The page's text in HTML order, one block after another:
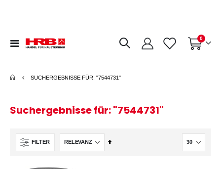
Navigation
Warenkorb
0Artikel
SUCHERGEBNISSE FÜR: "7544731"
Suchergebnisse für: "7544731"
FILTER
In